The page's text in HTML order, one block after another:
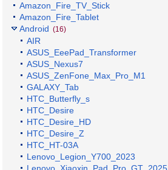
Amazon_Fire_TV_Stick
Amazon_Fire_Tablet
Android (16)
AIR
ASUS_EeePad_Transformer
ASUS_Nexus7
ASUS_ZenFone_Max_Pro_M1
GALAXY_Tab
HTC_Butterfly_s
HTC_Desire
HTC_Desire_HD
HTC_Desire_Z
HTC_HT-03A
Lenovo_Legion_Y700_2023